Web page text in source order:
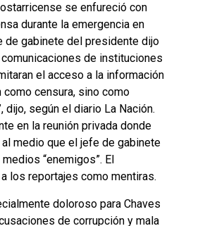
se enfureció con
durante la emergencia en
de gabinete del presidente dijo
de instituciones
el acceso a la información
como censura, sino como
dijo, según el diario La Nación.
en la reunión privada donde
medio que el jefe de gabinete
“enemigos”. El
los reportajes como mentiras.
doloroso para Chaves
de corrupción y mala